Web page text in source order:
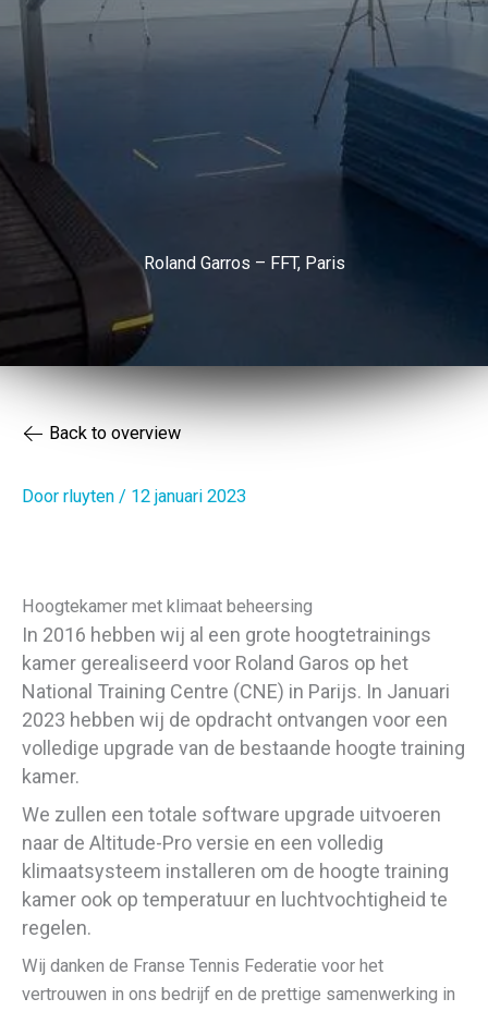
Roland Garros – FFT, Paris
Back to overview
Door rluyten / 12 januari 2023
Hoogtekamer met klimaat beheersing
In 2016 hebben wij al een grote hoogtetrainings
kamer gerealiseerd voor Roland Garos op het
National Training Centre (CNE) in Parijs. In Januari
2023 hebben wij de opdracht ontvangen voor een
volledige upgrade van de bestaande hoogte training
kamer.
We zullen een totale software upgrade uitvoeren
naar de Altitude-Pro versie en een volledig
klimaatsysteem installeren om de hoogte training
kamer ook op temperatuur en luchtvochtigheid te
regelen.
Wij danken de Franse Tennis Federatie voor het
vertrouwen in ons bedrijf en de prettige samenwerking in